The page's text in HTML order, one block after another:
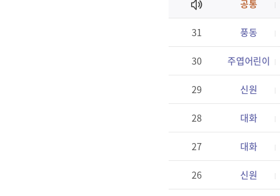
공통
31 풍동
30 주엽어린이
29 신원
28 대화
27 대화
26 신원